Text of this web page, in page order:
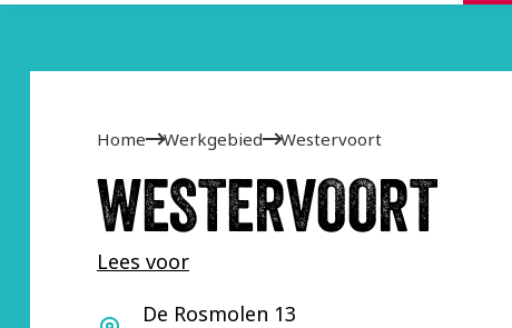
Home Werkgebied Westervoort
WESTERVOORT
Lees voor
AdresDe Rosmolen 13